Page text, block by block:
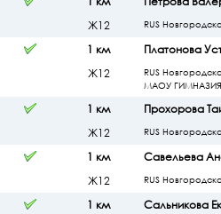
Ж12
RUS
1 км
Ж12
Платонова
RUS
МАОУ ГИМНАЗИЯ
1 км
Ж12
Прохорова
RUS
1 км
Ж12
Савельева
RUS
1 км
Сальникова